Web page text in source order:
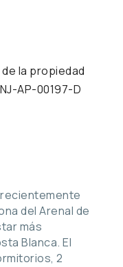
de la propiedad
AP-00197-D
del Arenal de
más
Blanca. El
2